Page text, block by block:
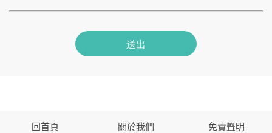
送出
回首頁 關於我們
免責聲明